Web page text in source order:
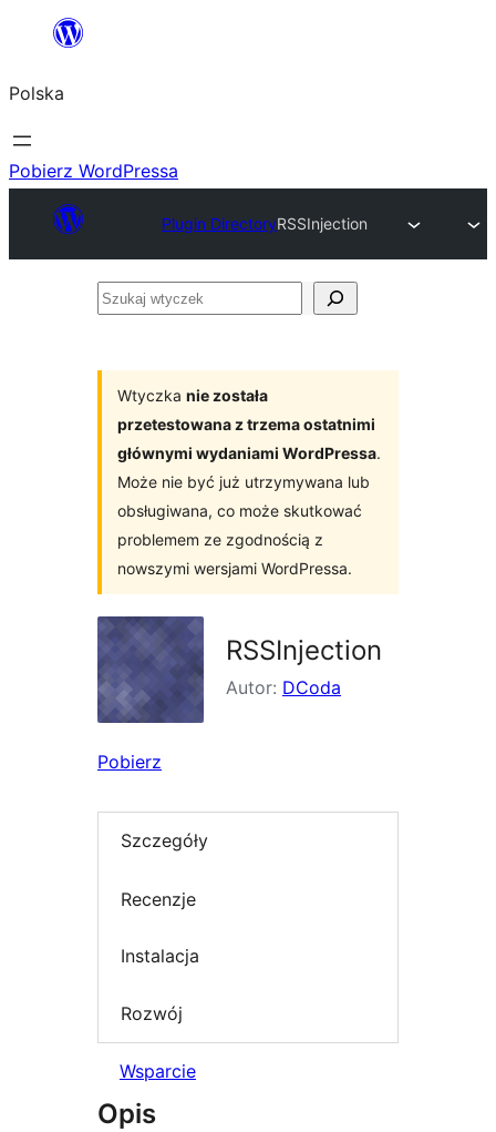
Przejdź
treści
Polska
Pobierz WordPressa
Plugin DirectoryRSSInjection
Szukaj
Wtyczka nie została
przetestowana z trzema ostatnimi
głównymi wydaniami WordPressa.
Może nie być już utrzymywana lub
obsługiwana, co może skutkować
problemem ze zgodnością z
nowszymi wersjami WordPressa.
RSSInjection
Autor: DCoda
Pobierz
Szczegóły
Recenzje
Instalacja
Rozwój
Wsparcie
Opis